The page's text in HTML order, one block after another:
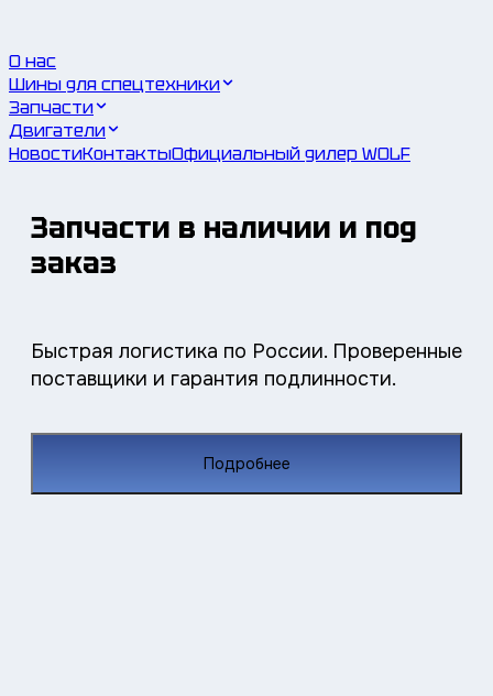
О нас
Шины для спецтехники
Запчасти
Двигатели
НовостиКонтактыОфициальный дилер WOLF
Запчасти в наличии и под
заказ
Быстрая логистика по России. Проверенные
поставщики и гарантия подлинности.
Подробнее